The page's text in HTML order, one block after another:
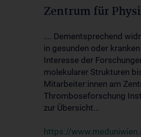
Zentrum für
.... Dementsprechend
in gesunden oder
Interesse der
molekularer Strukturen
Mitarbeiter:innen am
Thromboseforschung
zur Übersicht...
https://